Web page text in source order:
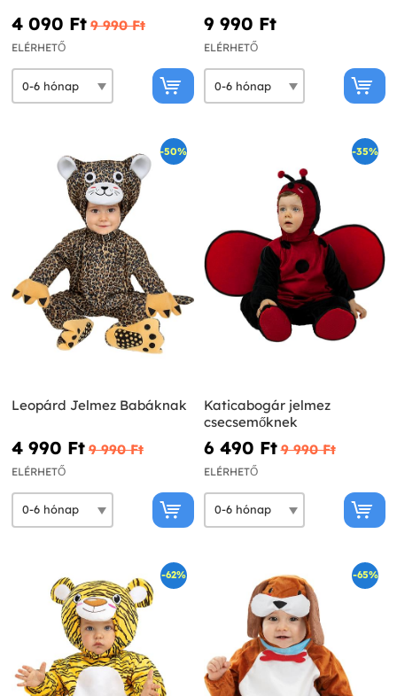
4 090 Ft‎ 9 990 Ft‎
ELÉRHETŐ
9 990 Ft‎
ELÉRHETŐ
-50%
Leopárd Jelmez Babáknak
4 990 Ft‎ 9 990 Ft‎
ELÉRHETŐ
-35%
Katicabogár jelmez
csecsemőknek
6 490 Ft‎ 9 990 Ft‎
ELÉRHETŐ
-62% -65%